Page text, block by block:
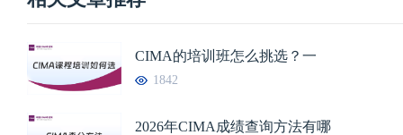
CIMA的培训班怎么挑选？一
1842
2026年CIMA成绩查询方法有哪